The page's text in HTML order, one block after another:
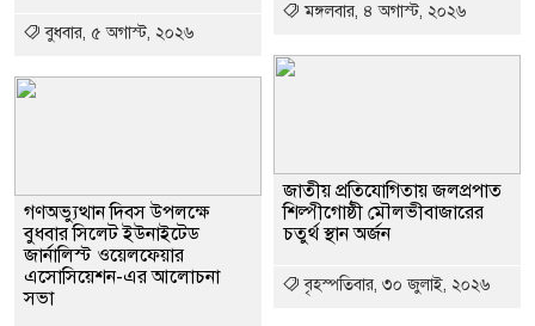
বুধবার, ৫ অগাস্ট, ২০২৬
গণঅভ্যুত্থান দিবস উপলক্ষে
বুধবার সিলেট ইউনাইটেড
জার্নালিস্ট ওয়েলফেয়ার
এসোসিয়েশন-এর আলোচনা
সভা
মঙ্গলবার, ৪ অগাস্ট, ২০২৬
জাতীয় প্রতিযোগিতায় জলপ্রপাত
শিল্পীগোষ্ঠী মৌলভীবাজারের
চতুর্থ স্থান অর্জন
বৃহস্পতিবার, ৩০ জুলাই, ২০২৬